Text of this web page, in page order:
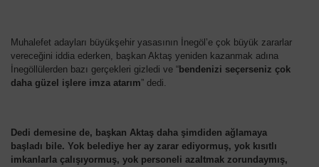
Muhalefet adayları büyükşehir yasasının İnegöl’e çok büyük zararlar
vereceğini iddia ederken, başkan Aktaş yeniden kazanmak adına
İnegöllülerden bazı gerçekleri gizledi ve “ bendenizi seçerseniz çok
daha güzel işlere imza atarım” dedi.
Dedi demesine de, başkan Aktaş daha şimdiden ağlamaya
başladı bile. Yok belediye her ay zarar ediyormuş, yok kısıtlı
imkanlarla çalışıyormuş, yok personeli azaltmak zorundaymış,